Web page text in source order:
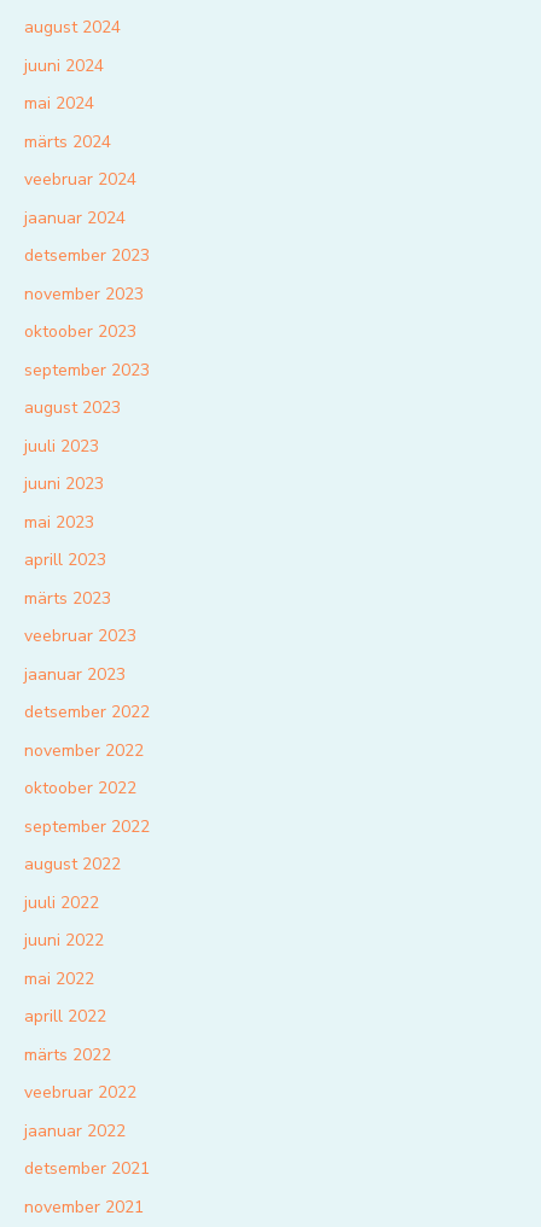
august 2024
juuni 2024
mai 2024
märts 2024
veebruar 2024
jaanuar 2024
detsember 2023
november 2023
oktoober 2023
september 2023
august 2023
juuli 2023
juuni 2023
mai 2023
aprill 2023
märts 2023
veebruar 2023
jaanuar 2023
detsember 2022
november 2022
oktoober 2022
september 2022
august 2022
juuli 2022
juuni 2022
mai 2022
aprill 2022
märts 2022
veebruar 2022
jaanuar 2022
detsember 2021
november 2021